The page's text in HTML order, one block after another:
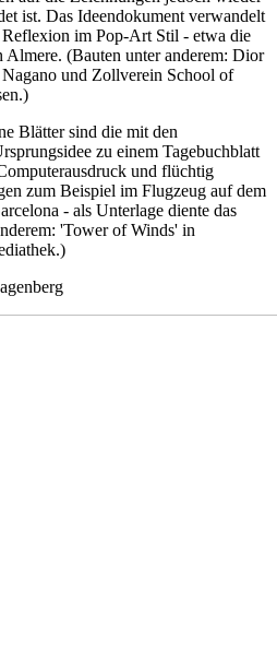
ist. Das Ideendokument verwandelt
Reflexion im Pop-Art Stil - etwa die
(Bauten unter anderem: Dior
und Zollverein School of
Blätter sind die mit den
zu einem Tagebuchblatt
und flüchtig
zum Beispiel im Flugzeug auf dem
- als Unterlage diente das
'Tower of Winds' in